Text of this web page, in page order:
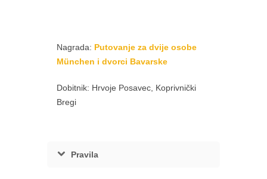
Nagrada: Putovanje za dvije osobe
München i dvorci Bavarske
Dobitnik: Hrvoje Posavec, Koprivnički
Bregi
Pravila